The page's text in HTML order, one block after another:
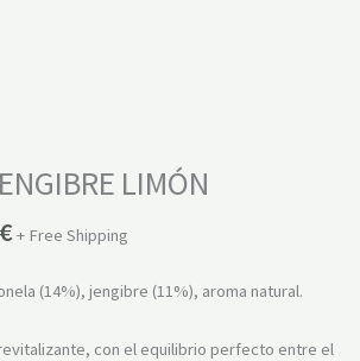
LIMÓN
€+ Free Shipping
(14%), jengibre (11%), aroma natural.
con el equilibrio perfecto entre el